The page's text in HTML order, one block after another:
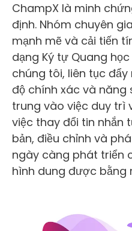
ChampX là minh
định. Nhóm chuyên
mạnh mẽ và cải tiến
dạng Ký tự Quang
chúng tôi, liên tục
độ chính xác và năng
trung vào việc duy trì
việc thay đổi tin nhắn
bản, điều chỉnh và
ngày càng phát triển
hình dung được bằng